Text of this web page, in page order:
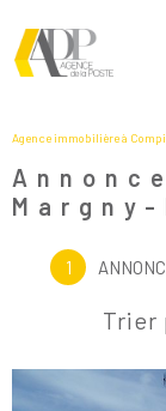
Agence immobilière à
1
Trier